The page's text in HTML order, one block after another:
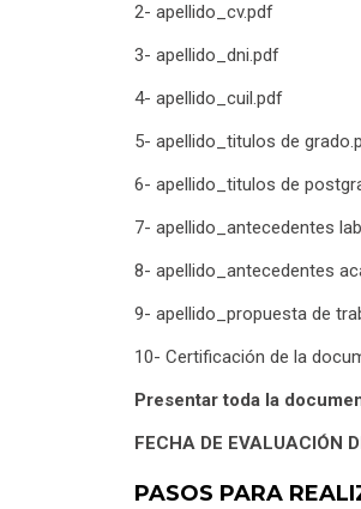
2- apellido_cv.pdf
3- apellido_dni.pdf
4- apellido_cuil.pdf
5- apellido_titulos de
6- apellido_titulos de
7- apellido_antecedentes
8- apellido_antecedentes
9- apellido_propuesta de
10- Certificación de la
Presentar toda la
FECHA DE EVALUACIÓN
PASOS PARA